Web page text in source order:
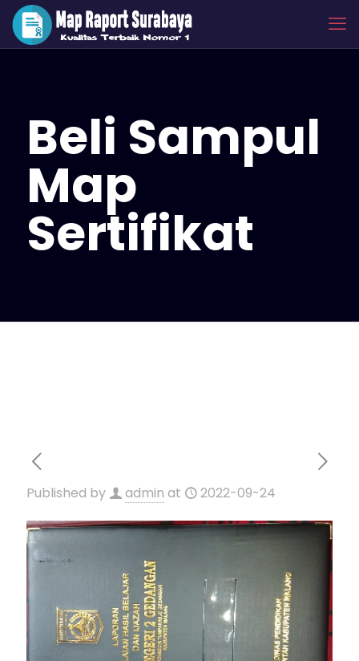
Beli Sampul
Map
Sertifikat
Published by admin at 2022-09-24